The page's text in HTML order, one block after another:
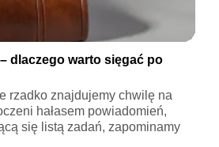
dlaczego warto sięgać po
rzadko znajdujemy chwilę na
hałasem powiadomień,
się listą zadań, zapominamy